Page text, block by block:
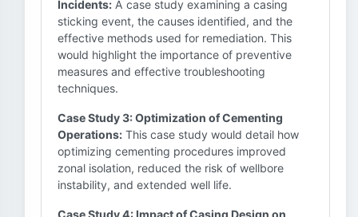
Incidents: A case study examining a casing
sticking event, the causes identified, and the
effective methods used for remediation. This
would highlight the importance of preventive
measures and effective troubleshooting
techniques.
Case Study 3: Optimization of Cementing
Operations: This case study would detail how
optimizing cementing procedures improved
zonal isolation, reduced the risk of wellbore
instability, and extended well life.
Case Study 4: Impact of Casing Design on